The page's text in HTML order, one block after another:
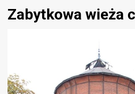
Zabytkowa wieża